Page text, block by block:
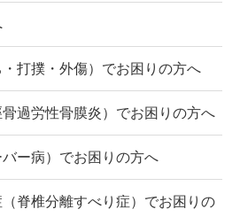
打撲・外傷）でお困りの方へ
過労性骨膜炎）でお困りの方へ
ー病）でお困りの方へ
脊椎分離すべり症）でお困りの